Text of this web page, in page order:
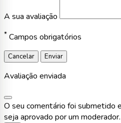
A sua avaliação
* Campos obrigatórios
Cancelar Enviar
Avaliação enviada
O seu comentário foi submetido
seja aprovado por um moderador.